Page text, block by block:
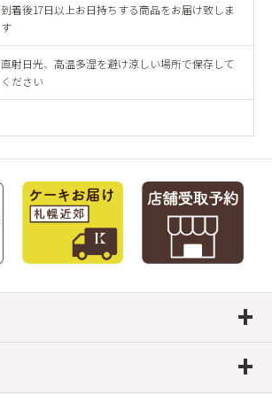
到着後17日以上お日持ちする商品をお届け致しま
す
直射日光、高温多湿を避け涼しい場所で保存して
ください
+
+